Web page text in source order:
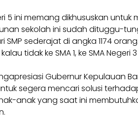
5 ini memang dikhususkan
sekolah ini sudah dituggu-
SMP sederajat di angka 1174
tidak ke SMA 1, ke SMA
Gubernur Kepulauan
segera mencari solusi
anak yang saat ini